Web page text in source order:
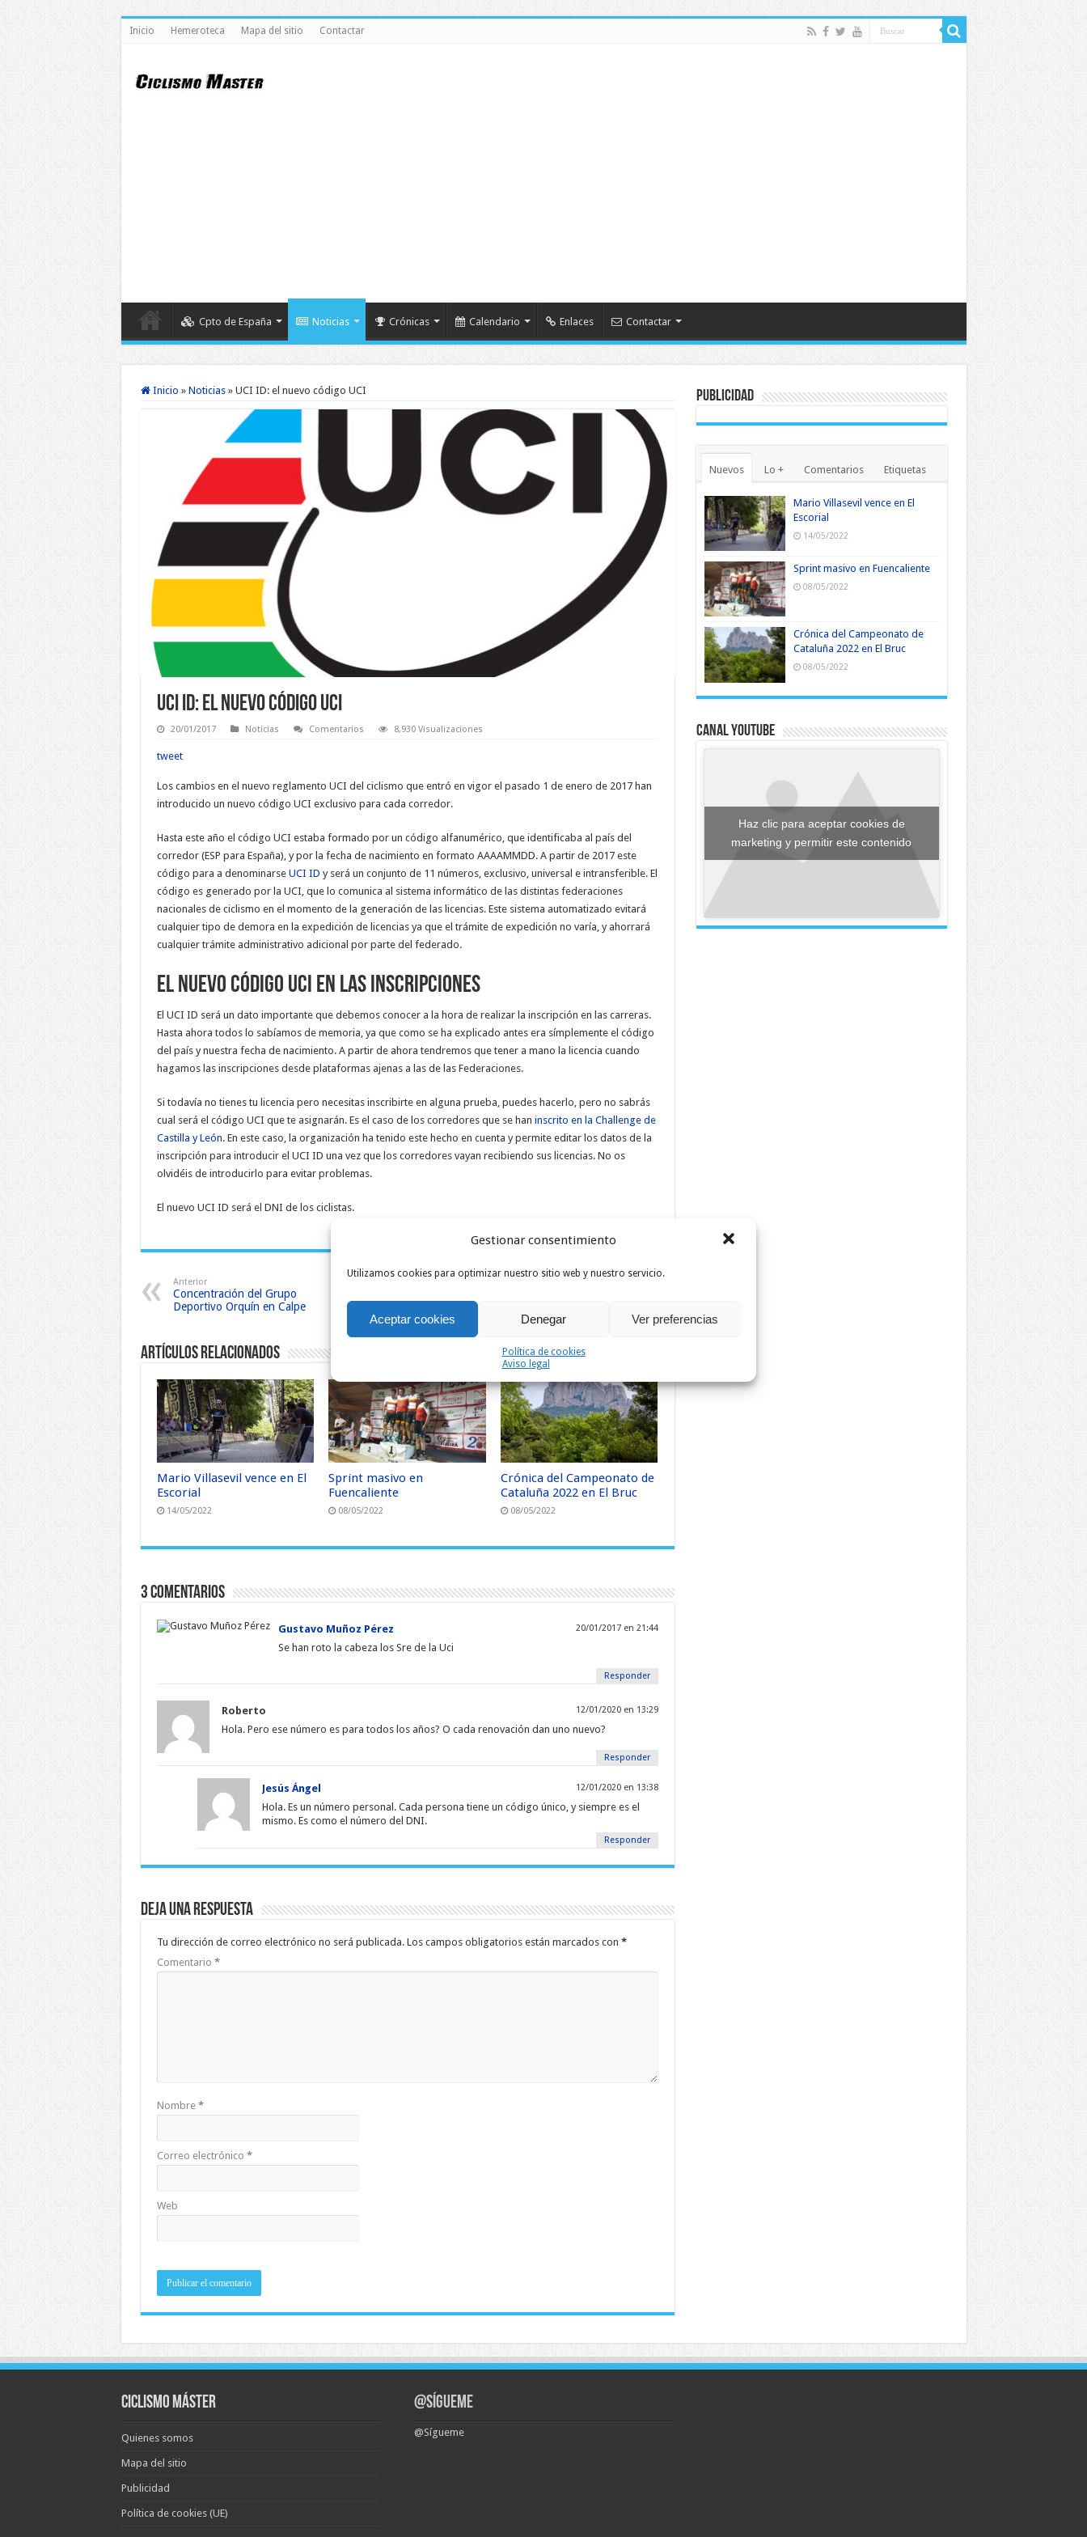
Gestionar consentimiento
Utilizamos cookies para optimizar nuestro sitio web y nuestro servicio.
Aceptar cookies Denegar Ver preferencias
Política de cookies
Aviso legal
Inicio Hemeroteca Mapa del sitio Contactar
Cpto de España Noticias Crónicas Calendario Enlaces Contactar
Inicio » Noticias » UCI ID: el nuevo código UCI
UCI ID: el nuevo código UCI
20/01/2017 Noticias Comentarios 8,930 Visualizaciones
tweet
Los cambios en el nuevo reglamento UCI del ciclismo que entró en vigor el pasado 1 de enero de 2017 han
introducido un nuevo código UCI exclusivo para cada corredor.
Hasta este año el código UCI estaba formado por un código alfanumérico, que identificaba al país del
corredor (ESP para España), y por la fecha de nacimiento en formato AAAAMMDD. A partir de 2017 este
código para a denominarse UCI ID y será un conjunto de 11 números, exclusivo, universal e intransferible. El
código es generado por la UCI, que lo comunica al sistema informático de las distintas federaciones
nacionales de ciclismo en el momento de la generación de las licencias. Este sistema automatizado evitará
cualquier tipo de demora en la expedición de licencias ya que el trámite de expedición no varía, y ahorrará
cualquier trámite administrativo adicional por parte del federado.
El nuevo código UCI en las inscripciones
El UCI ID será un dato importante que debemos conocer a la hora de realizar la inscripción en las carreras.
Hasta ahora todos lo sabíamos de memoria, ya que como se ha explicado antes era símplemente el código
del país y nuestra fecha de nacimiento. A partir de ahora tendremos que tener a mano la licencia cuando
hagamos las inscripciones desde plataformas ajenas a las de las Federaciones.
Si todavía no tienes tu licencia pero necesitas inscribirte en alguna prueba, puedes hacerlo, pero no sabrás
cual será el código UCI que te asignarán. Es el caso de los corredores que se han inscrito en la Challenge de
Castilla y León. En este caso, la organización ha tenido este hecho en cuenta y permite editar los datos de la
inscripción para introducir el UCI ID una vez que los corredores vayan recibiendo sus licencias. No os
olvidéis de introducirlo para evitar problemas.
El nuevo UCI ID será el DNI de los ciclistas.
Anterior
Concentración del Grupo
Deportivo Orquín en Calpe
Castilla y León
Artículos relacionados
Mario Villasevil vence en El
Escorial
14/05/2022
Sprint masivo en
Fuencaliente
08/05/2022
Crónica del Campeonato de
Cataluña 2022 en El Bruc
08/05/2022
3 Comentarios
Gustavo Muñoz Pérez 20/01/2017 en 21:44
Se han roto la cabeza los Sre de la Uci
Responder
Roberto 12/01/2020 en 13:29
Hola. Pero ese número es para todos los años? O cada renovación dan uno nuevo?
Responder
Jesús Ángel 12/01/2020 en 13:38
Hola. Es un número personal. Cada persona tiene un código único, y siempre es el
mismo. Es como el número del DNI.
Responder
Deja una respuesta
Tu dirección de correo electrónico no será publicada. Los campos obligatorios están marcados con *
Comentario *
Nombre *
Correo electrónico *
Web
Publicidad
Nuevos Lo + Comentarios Etiquetas
Mario Villasevil vence en El
Escorial
14/05/2022
Sprint masivo en Fuencaliente
08/05/2022
Crónica del Campeonato de
Cataluña 2022 en El Bruc
08/05/2022
Canal YouTube
Haz clic para aceptar cookies de
marketing y permitir este contenido
Ciclismo Máster
Quienes somos
Mapa del sitio
Publicidad
Política de cookies (UE)
@Sígueme
@Sígueme